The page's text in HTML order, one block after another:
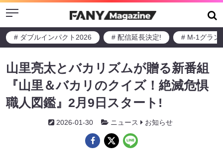
Menu
# ダブルインパクト2026 # 配信延長決定! # M-1グラン
山里亮太とバカリズムが贈る新番組
『山里＆バカリのクイズ！絶滅危惧
職人図鑑』2月9日スタート!
2026-01-30 ニュース お知らせ